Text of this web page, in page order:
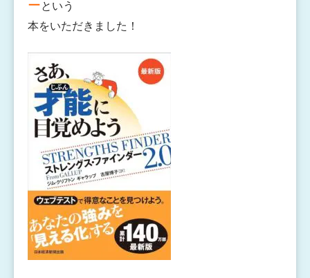
ーという
本をいただきました！